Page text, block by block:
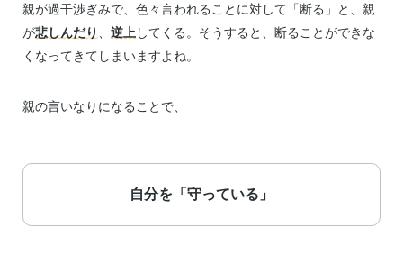
親が過干渉ぎみで、色々言われることに対して「断る」と、親
が悲しんだり 逆上 してくる。そうすると、断ることができな
くなってきてしまいますよね。
親の言いなりになることで、
自分を「守っている」